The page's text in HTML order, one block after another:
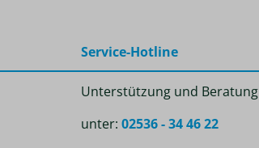
Service-Hotline
Unterstützung und Beratung
unter: 02536 - 34 46 22